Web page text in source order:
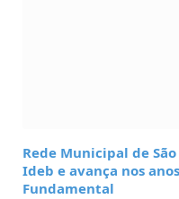
Rede Municipal de
Ideb e avança nos
Fundamental